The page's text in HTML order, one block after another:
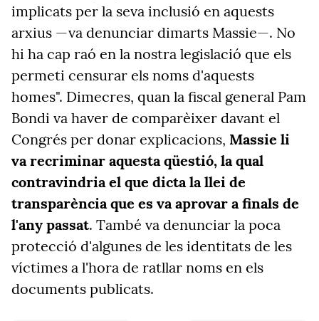
implicats per la seva inclusió en aquests
arxius —va denunciar dimarts Massie—. No
hi ha cap raó en la nostra legislació que els
permeti censurar els noms d'aquests
homes". Dimecres, quan la fiscal general Pam
Bondi va haver de comparèixer davant el
Congrés per donar explicacions, Massie li
va recriminar aquesta qüestió, la qual
contravindria el que dicta la llei de
transparència que es va aprovar a finals de
l'any passat. També va denunciar la poca
protecció d'algunes de les identitats de les
víctimes a l'hora de ratllar noms en els
documents publicats.